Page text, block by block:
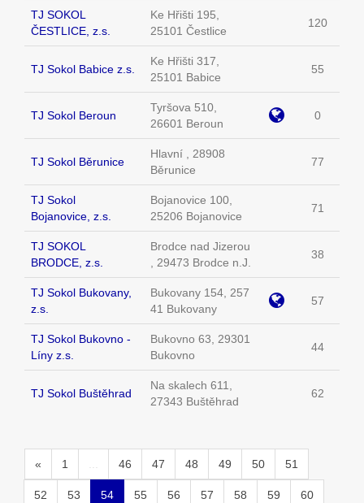
TJ SOKOL
ČESTLICE, z.s.
Ke Hřišti 195,
25101 Čestlice
120
TJ Sokol Babice z.s.
Ke Hřišti 317,
25101 Babice
55
TJ Sokol Beroun
Tyršova 510,
26601 Beroun
0
TJ Sokol Běrunice
Hlavní , 28908
Běrunice
77
TJ Sokol
Bojanovice, z.s.
Bojanovice 100,
25206 Bojanovice
71
TJ SOKOL
BRODCE, z.s.
Brodce nad Jizerou
, 29473 Brodce n.J.
38
TJ Sokol Bukovany,
z.s.
Bukovany 154, 257
41 Bukovany
57
TJ Sokol Bukovno -
Líny z.s.
Bukovno 63, 29301
Bukovno
44
TJ Sokol Buštěhrad
Na skalech 611,
27343 Buštěhrad
62
« 1 ... 46 47 48 49 50 51
52 53 54 55 56 57 58 59 60